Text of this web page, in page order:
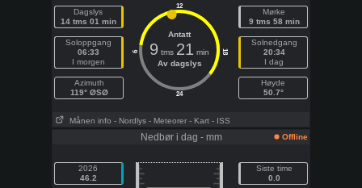
Dagslys
14 tms 01 min
Soloppgang
06:33
I morgen
Azimuth
119° ØSØ
12
24
6 18
Antatt
9 tms 21 min
Av dagslys
Mørke
9 tms 58 min
Solnedgang
20:34
I dag
Høyde
50.7°
Månen info - Nordlys - Meteorer - Kart - ISS
Nedbør i dag - mm Offline
2026
46.2
Siste time
0.0